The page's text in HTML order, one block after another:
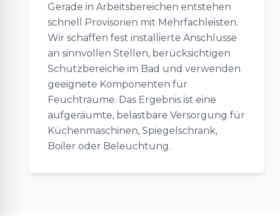
Gerade in Arbeitsbereichen entstehen
schnell Provisorien mit Mehrfachleisten.
Wir schaffen fest installierte Anschlüsse
an sinnvollen Stellen, berücksichtigen
Schutzbereiche im Bad und verwenden
geeignete Komponenten für
Feuchträume. Das Ergebnis ist eine
aufgeräumte, belastbare Versorgung für
Küchenmaschinen, Spiegelschrank,
Boiler oder Beleuchtung.